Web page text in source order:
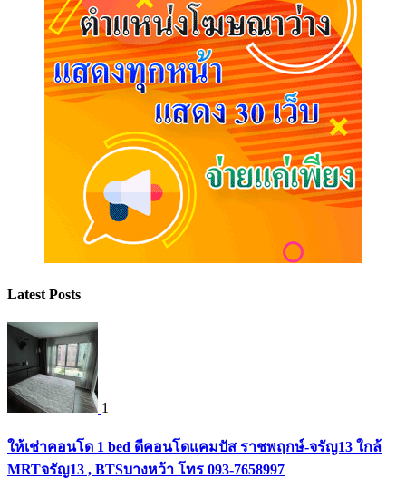
Latest Posts
1
ให้เช่าคอนโด 1 bed ดีคอนโดแคมปัส ราชพฤกษ์-จรัญ13 ใกล้
MRTจรัญ13 , BTSบางหว้า โทร 093-7658997